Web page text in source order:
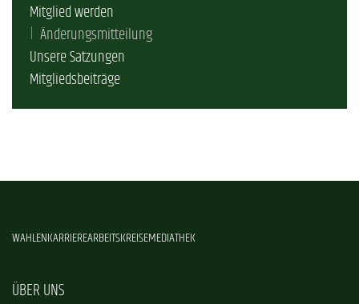
Mitglied werden
Änderungsmitteilung
Unsere Satzungen
Mitgliedsbeiträge
WAHLENKARRIEREARBEITSKREISEMEDIATHEK
ÜBER UNS